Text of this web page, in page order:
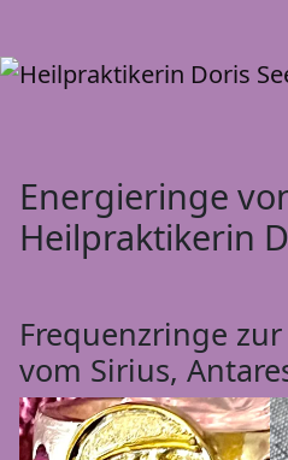
Energieringe
Heilpraktikerin
Frequenzringe
vom Sirius,